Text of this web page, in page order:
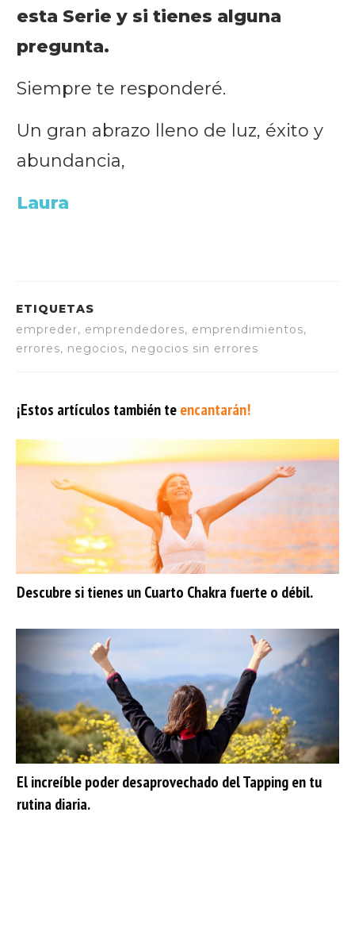
esta Serie y si tienes alguna
pregunta.
Siempre te responderé.
Un gran abrazo lleno de luz, éxito y
abundancia,
Laura
ETIQUETAS
empreder, emprendedores, emprendimientos,
errores, negocios, negocios sin errores
¡Estos artículos también teencantarán!
Descubre si tienes un Cuarto Chakra fuerte o débil.
El increíble poder desaprovechado del Tapping en tu
rutina diaria.